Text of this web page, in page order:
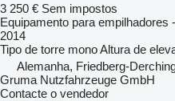
3 250 € Sem impostos
Equipamento para empilhadores
2014
Tipo de torre monoAltura de
Alemanha, Friedberg-
Gruma Nutzfahrzeuge GmbH
Contacte o vendedor